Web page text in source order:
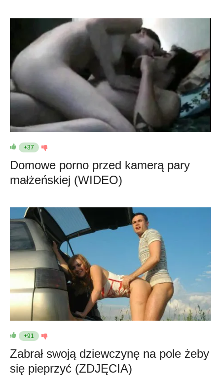
+37
Domowe porno przed kamerą pary
małżeńskiej (WIDEO)
+91
Zabrał swoją dziewczynę na pole żeby
się pieprzyć (ZDJĘCIA)